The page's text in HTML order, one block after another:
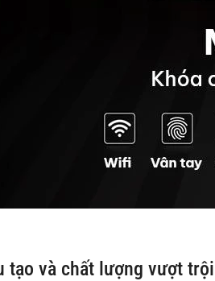
tạo và chất lượng vượt trội